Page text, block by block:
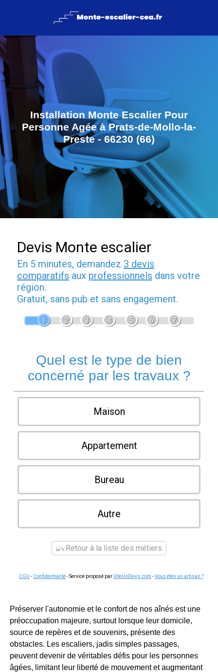
Installation Monte Escalier Pour
Personne Agée à Prats-de-Mollo-la-
Preste - 66230 (66)
Devis Monte escalier
En 5 minutes, demandez 3 devis
comparatifs aux professionnels dans votre
région.
Gratuit, sans pub et sans engagement.
1 2 3 4 5 6 7
Quel est le type de bien
concerné par les travaux ?
Maison
Appartement
Bureau
Autre
Retour à la liste des métiers
CGU - Confidentialité- Service proposé parViteUnDevis.com -Vous êtes un artisan ?
Préserver l'autonomie et le confort de nos aînés est une
préoccupation majeure, surtout lorsque leur domicile,
source de repères et de souvenirs, présente des
obstacles. Les escaliers, jadis simples passages,
peuvent devenir de véritables défis pour les personnes
âgées, limitant leur liberté de mouvement et augmentant